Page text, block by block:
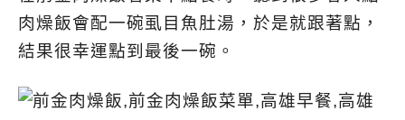
肉燥飯會配一碗虱目魚肚湯，於是就跟著點，
結果很幸運點到最後一碗。